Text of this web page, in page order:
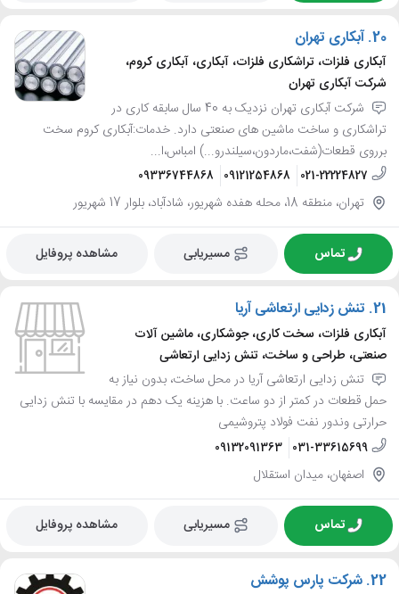
20. آبکاری تهران
آبکاری فلزات، تراشکاری فلزات، آبکاری، آبکاری کروم،
شرکت آبکاری تهران
شرکت آبکاری تهران نزدیک به 40 سال سابقه کاری در
تراشکاری و ساخت ماشین های صنعتی دارد. خدمات:آبکاری کروم سخت
برروی قطعات(شفت،ماردون،سیلندرو...) امباس،ا...
021-22224827
09121254868
09336744868
تهران، منطقه 18، محله هفده شهریور، شادآباد، بلوار 17 شهریور
تماس مسیریابی مشاهده پروفایل
21. تنش زدایی ارتعاشی آریا
آبکاری فلزات، سخت کاری، جوشکاری، ماشین آلات
صنعتی، طراحی و ساخت، تنش زدایی ارتعاشی
تنش زدایی ارتعاشی آریا در محل ساخت، بدون نیاز به
حمل قطعات در کمتر از دو ساعت. با هزینه یک دهم در مقایسه با تنش زدایی
حرارتی وندور نفت فولاد پتروشیمی
031-33615699
09132091363
اصفهان، میدان استقلال
تماس مسیریابی مشاهده پروفایل
22. شرکت پارس پوشش